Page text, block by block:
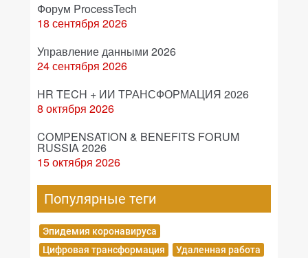
Форум ProcessTech
18 сентября 2026
Управление данными 2026
24 сентября 2026
HR TECH + ИИ ТРАНСФОРМАЦИЯ 2026
8 октября 2026
COMPENSATION & BENEFITS FORUM
RUSSIA 2026
15 октября 2026
Популярные теги
Эпидемия коронавируса
Цифровая трансформация
Удаленная работа